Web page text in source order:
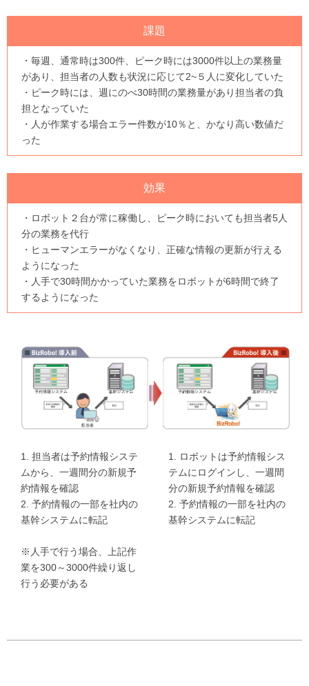
課題
・毎週、通常時は300件、ピーク時には3000件以上の業務量
があり、担当者の人数も状況に応じて2~５人に変化していた
・ピーク時には、週にのべ30時間の業務量があり担当者の負
担となっていた
・人が作業する場合エラー件数が10％と、かなり高い数値だ
った
効果
・ロボット２台が常に稼働し、ピーク時においても担当者5人
分の業務を代行
・ヒューマンエラーがなくなり、正確な情報の更新が行える
ようになった
・人手で30時間かかっていた業務をロボットが6時間で終了
するようになった
1. 担当者は予約情報システ
ムから、一週間分の新規予
約情報を確認
2. 予約情報の一部を社内の
基幹システムに転記
※人手で行う場合、上記作
業を300～3000件繰り返し
行う必要がある
1. ロボットは予約情報シス
テムにログインし、一週間
分の新規予約情報を確認
2. 予約情報の一部を社内の
基幹システムに転記